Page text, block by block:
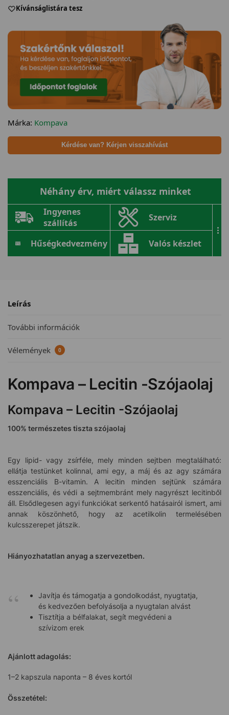
Kívánságlistára tesz
Márka: Kompava
Kérdése van? Kérjen visszahívást
Néhány érv, miért válassz minket
Ingyenes
szállítás
Szerviz
Hűségkedvezmény Valós készlet
...
Leírás
További információk
Vélemények 0
Kompava – Lecitin -Szójaolaj
Kompava – Lecitin -Szójaolaj
100% természetes tiszta szójaolaj
Egy lipid- vagy zsírféle, mely minden sejtben megtalálható:
ellátja testünket kolinnal, ami egy, a máj és az agy számára
esszenciális B-vitamin. A lecitin minden sejtünk számára
esszenciális, és védi a sejtmembránt mely nagyrészt lecitinből
áll. Elsődlegesen agyi funkciókat serkentő hatásairól ismert, ami
annak köszönhető, hogy az acetilkolin termelésében
kulcsszerepet játszik.
Hiányozhatatlan anyag a szervezetben.
Javítja és támogatja a gondolkodást, nyugtatja,
és kedvezően befolyásolja a nyugtalan alvást
Tisztítja a bélfalakat, segít megvédeni a
szívizom erek
Ajánlott adagolás:
1–2 kapszula naponta – 8 éves kortól
Összetétel: